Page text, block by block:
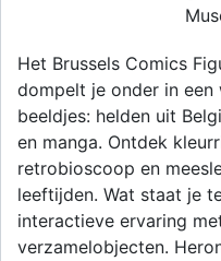
Het Brussels Comics
dompelt je onder in een
beeldjes: helden uit
en manga. Ontdek
retrobioscoop en
leeftijden. Wat staat je
interactieve ervaring
verzamelobjecten.